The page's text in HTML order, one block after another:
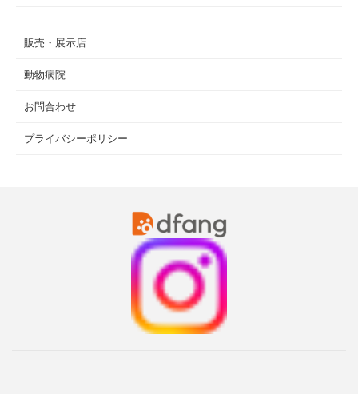
販売・展示店
動物病院
お問合わせ
プライバシーポリシー